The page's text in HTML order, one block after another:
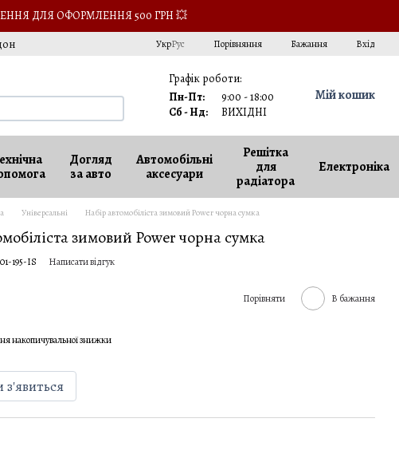
ДЛЯ ОФОРМЛЕННЯ 500 ГРН 💥
УкрРус Порівняння Бажання Вхід
Графік роботи:
Пн-Пт:
9:00 - 18:00
Сб - Нд:
ВИХІДНІ
Мій кошик
Догляд
за авто
Автомобільні
аксесуари
Решітка
для
радіатора
Електроніка
Універсальні Набір автомобіліста зимовий Power чорна сумка
зимовий Power чорна сумка
195-IS Написати відгук
Порівняти В бажання
накопичувальної знижки